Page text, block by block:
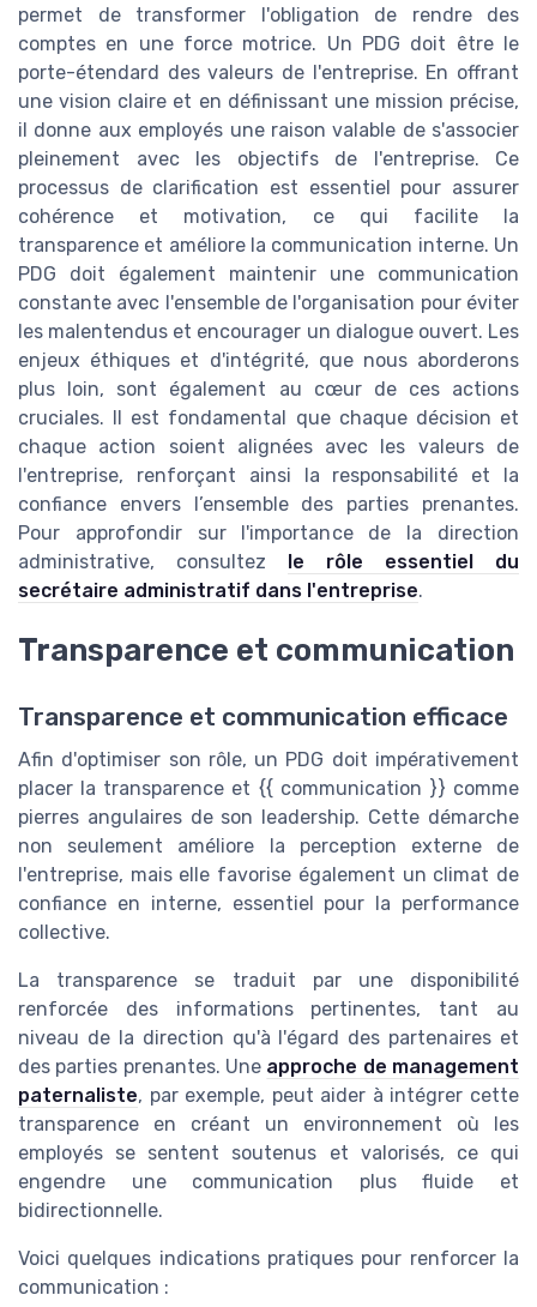
permet de transformer l'obligation de rendre des
comptes en une force motrice. Un PDG doit être le
porte-étendard des valeurs de l'entreprise. En offrant
une vision claire et en définissant une mission précise,
il donne aux employés une raison valable de s'associer
pleinement avec les objectifs de l'entreprise. Ce
processus de clarification est essentiel pour assurer
cohérence et motivation, ce qui facilite la
transparence et améliore la communication interne. Un
PDG doit également maintenir une communication
constante avec l'ensemble de l'organisation pour éviter
les malentendus et encourager un dialogue ouvert. Les
enjeux éthiques et d'intégrité, que nous aborderons
plus loin, sont également au cœur de ces actions
cruciales. Il est fondamental que chaque décision et
chaque action soient alignées avec les valeurs de
l'entreprise, renforçant ainsi la responsabilité et la
confiance envers l’ensemble des parties prenantes.
Pour approfondir sur l'importance de la direction
administrative, consultez le rôle essentiel du
secrétaire administratif dans l'entreprise.
Transparence et communication
Transparence et communication efficace
Afin d'optimiser son rôle, un PDG doit impérativement
placer la transparence et {{ communication }} comme
pierres angulaires de son leadership. Cette démarche
non seulement améliore la perception externe de
l'entreprise, mais elle favorise également un climat de
confiance en interne, essentiel pour la performance
collective.
La transparence se traduit par une disponibilité
renforcée des informations pertinentes, tant au
niveau de la direction qu'à l'égard des partenaires et
des parties prenantes. Une approche de management
paternaliste, par exemple, peut aider à intégrer cette
transparence en créant un environnement où les
employés se sentent soutenus et valorisés, ce qui
engendre une communication plus fluide et
bidirectionnelle.
Voici quelques indications pratiques pour renforcer la
communication :